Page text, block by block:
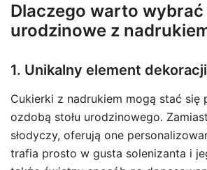
Dlaczego warto
urodzinowe z
1. Unikalny element dekoracji
Cukierki z nadrukiem mogą stać się
ozdobą stołu urodzinowego.
słodyczy, oferują one
trafia prosto w gusta solenizanta i